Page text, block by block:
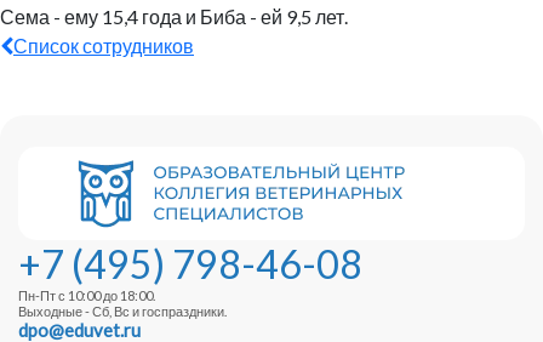
Сема - ему 15,4 года и Биба - ей 9,5 лет.
Список сотрудников
+7 (495) 798-46-08
Пн-Пт с 10:00 до 18:00.
Выходные - Сб, Вс и госпраздники.
dpo@eduvet.ru